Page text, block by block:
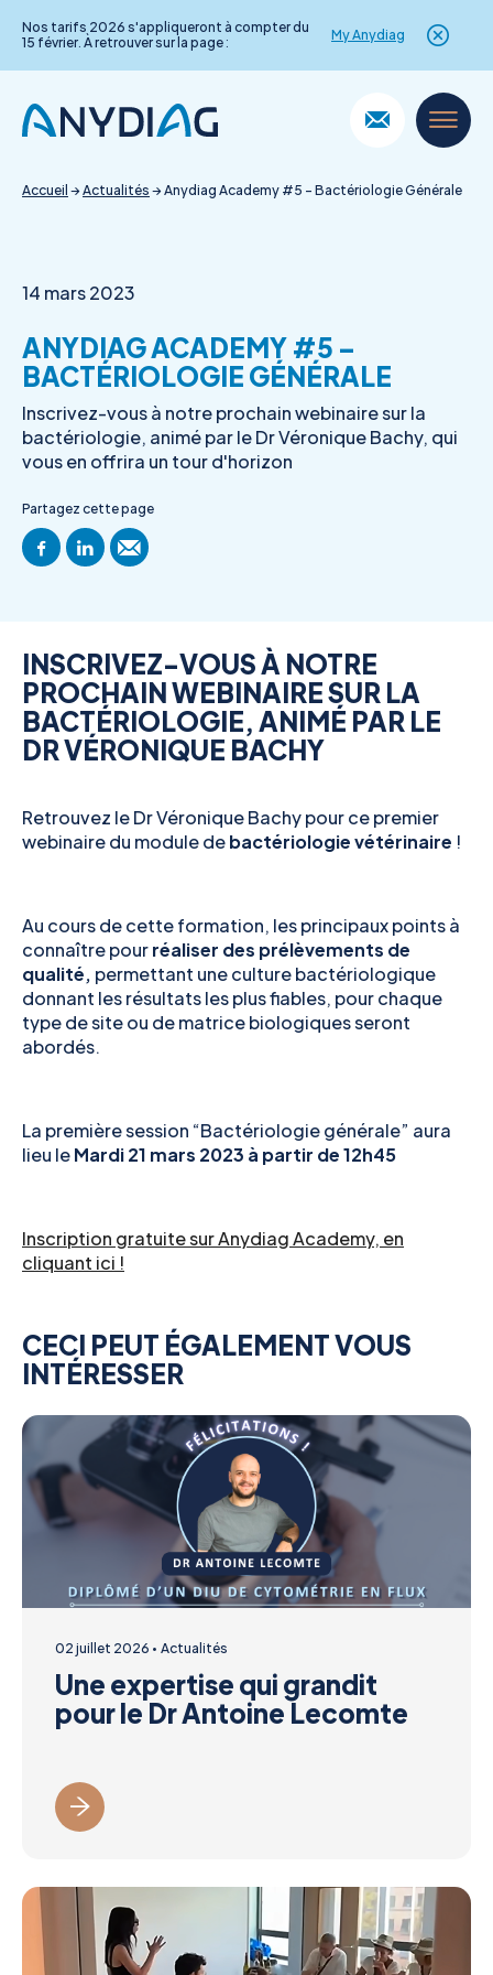
Nos tarifs 2026 s'appliqueront à compter du
15 février. À retrouver sur la page :
My Anydiag
content
Accueil →Actualités →Anydiag Academy #5 – Bactériologie Générale
14 mars 2023
ANYDIAG ACADEMY #5 –
BACTÉRIOLOGIE GÉNÉRALE
Inscrivez-vous à notre prochain webinaire sur la
bactériologie, animé par le Dr Véronique Bachy, qui
vous en offrira un tour d'horizon
Partagez cette page
INSCRIVEZ-VOUS À NOTRE
PROCHAIN WEBINAIRE SUR LA
BACTÉRIOLOGIE, ANIMÉ PAR LE
DR VÉRONIQUE BACHY
Retrouvez le Dr Véronique Bachy pour ce premier
webinaire du module debactériologie vétérinaire !
Au cours de cette formation, les principaux points à
connaître pourréaliser des prélèvements de
qualité, permettant une culture bactériologique
donnant les résultats les plus fiables, pour chaque
type de site ou de matrice biologiques seront
abordés.
La première session “Bactériologie générale” aura
lieu leMardi 21 mars 2023 à partir de 12h45
Inscription gratuite sur Anydiag Academy, en
cliquant ici !
CECI PEUT ÉGALEMENT VOUS
INTÉRESSER
02 juillet 2026 Actualités
Une expertise qui grandit
pour le Dr Antoine Lecomte